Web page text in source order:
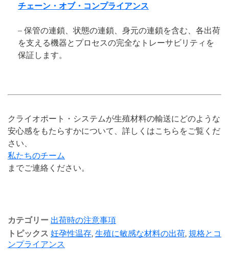
チェーン・オブ・コンプライアンス
– 保管の連鎖、状態の連鎖、身元の連鎖を含む、各出荷
を支える機器とプロセスの完全なトレーサビリティを
保証します。
クライオポート・システムが生殖材料の輸送にどのような
安心感をもたらすかについて、詳しくはこちらをご覧くだ
さい、
私たちのチーム
までご連絡ください。
カテゴリー 出荷時の注意事項
トピックス 妊孕性温存, 生殖に敏感な材料の出荷, 規格とコ
ンプライアンス